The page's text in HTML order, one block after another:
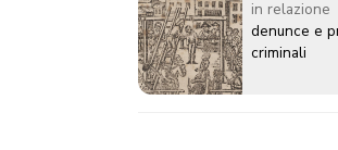
in relazione
denunce e
criminali